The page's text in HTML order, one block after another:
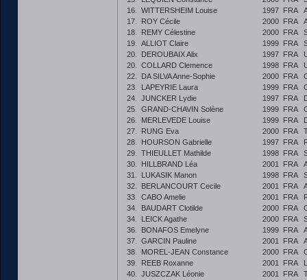
16.
WITTERSHEIM Louise 1997 FRA
17.
ROY Cécile 2000 FRA
18.
REMY Célestine 2000 FRA
19.
ALLIOT Claire 1999 FRA
20.
DEROUBAIX Alix 1997 FRA
20.
COLLARD Clemence 1998 FRA
22.
DA SILVA Anne-Sophie 2000 FRA
23.
LAPEYRIE Laura 1999 FRA
24.
JUNCKER Lydie 1997 FRA
25.
GRAND-CHAVIN Solène 1999 FRA
26.
MERLEVEDE Louise 1999 FRA
27.
RUNG Eva 2000 FRA
28.
HOURSON Gabrielle 1997 FRA
29.
THIEULLET Mathilde 1998 FRA
30.
HILLBRAND Léa 2001 FRA
31.
LUKASIK Manon 1998 FRA
32.
BERLANCOURT Cecile 2001 FRA
33.
CABO Amelie 2001 FRA
34.
BAUDART Clotilde 2000 FRA
34.
LEICK Agathe 2000 FRA
36.
BONAFOS Emelyne 1999 FRA
37.
GARCIN Pauline 2001 FRA
38.
MOREL-JEAN Constance 2000 FRA
39.
REEB Roxanne 2001 FRA
40.
JUSZCZAK Léonie 2001 FRA